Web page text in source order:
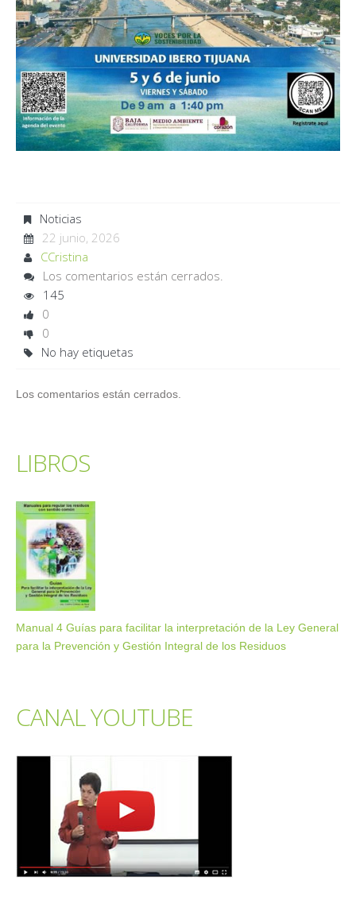
Noticias
22 junio, 2026
CCristina
Los comentarios están cerrados.
145
0
0
No hay etiquetas
Los comentarios están cerrados.
LIBROS
Manual 4 Guías para facilitar la interpretación de la Ley General
para la Prevención y Gestión Integral de los Residuos
CANAL YOUTUBE